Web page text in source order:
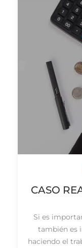
CASO
Si es
también es
haciendo el